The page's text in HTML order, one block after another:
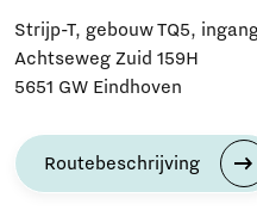
Strijp-T, gebouw TQ5,
Achtseweg Zuid 159H
5651 GW Eindhoven
Routebeschrijving